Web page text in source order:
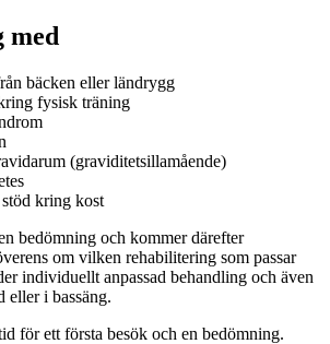
med
bäcken eller ländrygg
fysisk träning
(graviditetsillamående)
kring kost
bedömning och kommer därefter
om vilken rehabilitering som passar
individuellt anpassad behandling och även
eller i bassäng.
för ett första besök och en bedömning.